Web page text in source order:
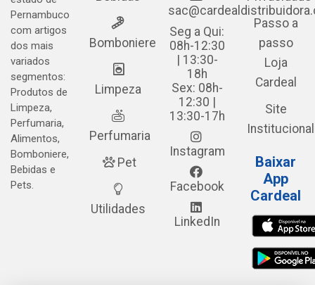
Pernambuco
com artigos
dos mais
variados
segmentos:
Produtos de
Limpeza,
Perfumaria,
Alimentos,
Bomboniere,
Bebidas e
Pets.
Bomboniere
Limpeza
Perfumaria
Pet
Utilidades
Seg a Qui:
08h-12:30
| 13:30-
18h
Sex: 08h-
12:30 |
13:30-17h
Instagram
Facebook
LinkedIn
Passo a
passo
Loja
Cardeal
Site
Institucional
Baixar
App
Cardeal